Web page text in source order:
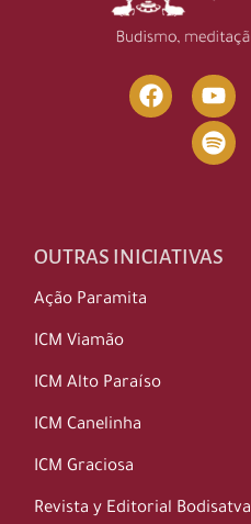
OUTRAS INICIATIVAS
Ação Paramita
ICM Viamão
ICM Alto Paraíso
ICM Canelinha
ICM Graciosa
Revista y Editorial Bodisatva